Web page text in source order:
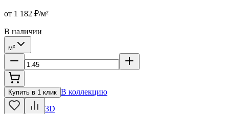
от 1 182 ₽/м²
В наличии
м²
Купить в 1 клик В коллекцию
3D